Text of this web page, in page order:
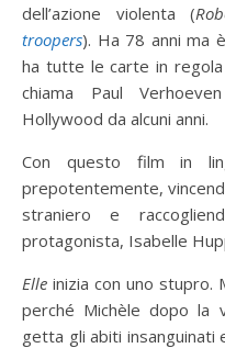
dell’azione violenta (
troopers). Ha 78 anni ma
ha tutte le carte in regola
chiama Paul
Hollywood da alcuni anni.
Con questo film in
prepotentemente,
straniero e
protagonista, Isabelle
Elle inizia con uno stupro.
perché Michèle dopo la
getta gli abiti insanguinati